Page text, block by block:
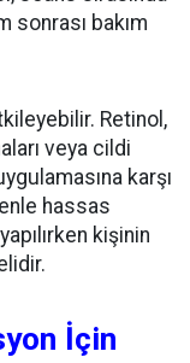
bakım
Retinol,
veya cildi
karşı
hassas
kişinin
İçin